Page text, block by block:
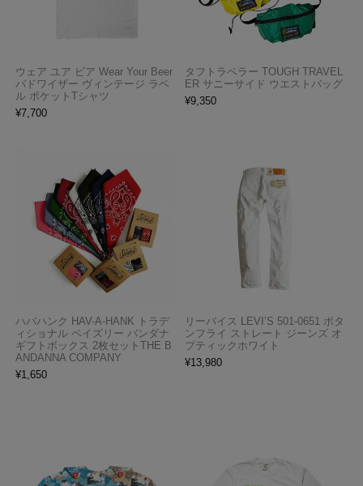
ウェア ユア ビア Wear Your Beer
バドワイザー ヴィンテージ ラベ
ル ポケットTシャツ
¥7,700
タフトラベラー TOUGH TRAVEL
ER サニーサイド ウエストバッグ
¥9,350
ハバハンク HAV-A-HANK トラデ
ィショナル ペイズリー バンダナ
ギフトボックス 2枚セットTHE B
ANDANNA COMPANY
¥1,650
リーバイス LEVI’S 501-0651 ボタ
ンフライ ストレート ジーンズ オ
プティックホワイト
¥13,980